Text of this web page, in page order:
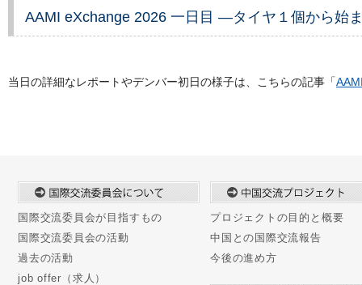
AAMI eXchange 2026 一日目 ―タイヤ１個から始
当日の詳細なレポートやデンバー初日の様子は、こちらの記事「
国際交流委員会が目指すもの
国際交流委員会の活動
過去の活動
job offer（求人）
プロジェクトの目的と概要
中国との国際交流報告
今後の進め方